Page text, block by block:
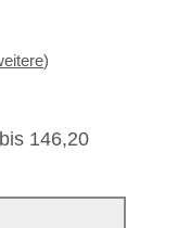
)
146,20